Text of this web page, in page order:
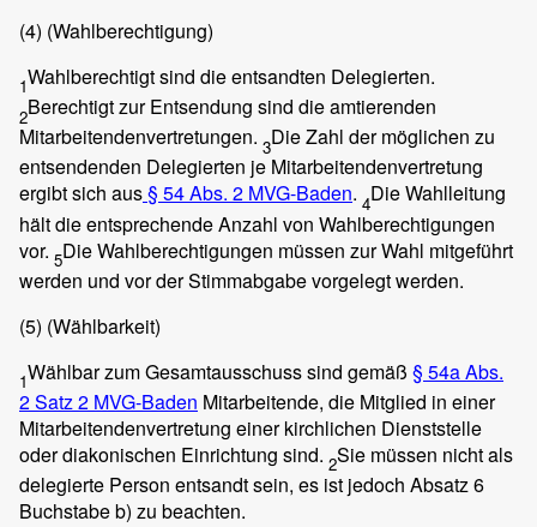
(4) (Wahlberechtigung)
1Wahlberechtigt sind die entsandten Delegierten.
2Berechtigt zur Entsendung sind die amtierenden
Mitarbeitendenvertretungen. 3Die Zahl der möglichen zu
entsendenden Delegierten je Mitarbeitendenvertretung
ergibt sich aus§ 54 Abs. 2 MVG-Baden. 4Die Wahlleitung
hält die entsprechende Anzahl von Wahlberechtigungen
vor. 5Die Wahlberechtigungen müssen zur Wahl mitgeführt
werden und vor der Stimmabgabe vorgelegt werden.
(5) (Wählbarkeit)
1Wählbar zum Gesamtausschuss sind gemäß § 54a Abs.
2 Satz 2 MVG-Baden Mitarbeitende, die Mitglied in einer
Mitarbeitendenvertretung einer kirchlichen Dienststelle
oder diakonischen Einrichtung sind. 2Sie müssen nicht als
delegierte Person entsandt sein, es ist jedoch Absatz 6
Buchstabe b) zu beachten.